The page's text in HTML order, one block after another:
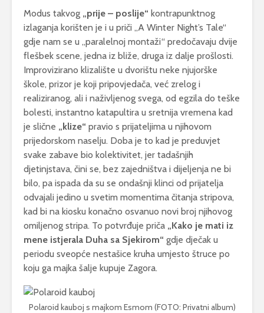
Modus takvog „prije – poslije“ kontrapunktnog
izlaganja korišten je i u priči „A Winter Night’s Tale“
gdje nam se u „paralelnoj montaži“ predočavaju dvije
flešbek scene, jedna iz bliže, druga iz dalje prošlosti.
Improvizirano klizalište u dvorištu neke njujorške
škole, prizor je koji pripovjedača, već zrelog i
realiziranog, ali i naživljenog svega, od egzila do teške
bolesti, instantno katapultira u sretnija vremena kad
je slične „klize“ pravio s prijateljima u njihovom
prijedorskom naselju. Doba je to kad je preduvjet
svake zabave bio kolektivitet, jer tadašnjih
djetinjstava, čini se, bez zajedništva i dijeljenja ne bi
bilo, pa ispada da su se ondašnji klinci od prijatelja
odvajali jedino u svetim momentima čitanja stripova,
kad bi na kiosku konačno osvanuo novi broj njihovog
omiljenog stripa. To potvrđuje priča „Kako je mati iz
mene istjerala Duha sa Sjekirom“ gdje dječak u
periodu sveopće nestašice kruha umjesto štruce po
koju ga majka šalje kupuje Zagora.
Polaroid kauboj s majkom Esmom (FOTO: Privatni album)